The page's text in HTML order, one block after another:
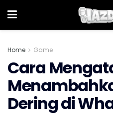
Home Game
Cara
Dering di